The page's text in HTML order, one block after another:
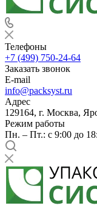
Телефоны
+7 (499) 750-24-64
Заказать звонок
E-mail
info@packsyst.ru
Адрес
129164, г. Москва,
Режим работы
Пн. – Пт.: с 9:00 до